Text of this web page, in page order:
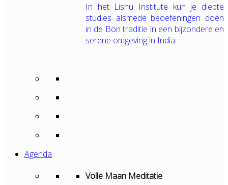
In het Lishu Institute kun je diepte
studies alsmede beoefeningen doen
in de Bön traditie in een bijzondere en
serene omgeving in India.
Agenda
Volle Maan Meditatie